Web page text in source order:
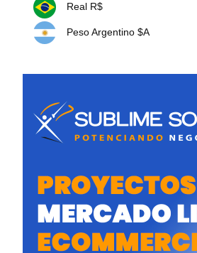
Real R$
Peso Argentino $A